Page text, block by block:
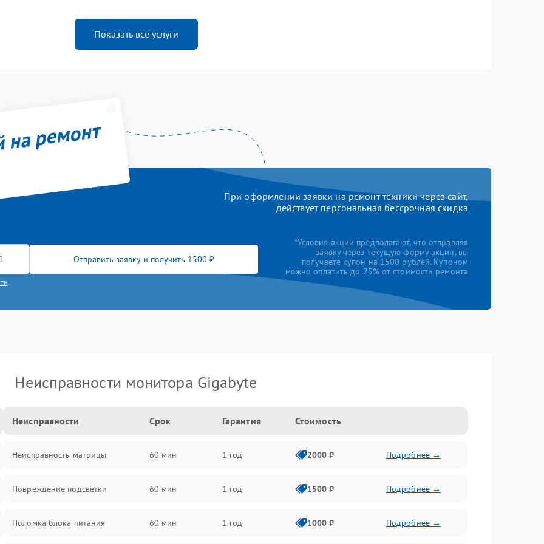
Показать все услуги
ремонт
При оформлении заявки на ремонт техники через сайт,
действует персональная бессрочная скидка
Отправить заявку и получить 1500 ₽
*Условия акции предполагают, что отправляя
заявку через текущую форму акции, вы
получаете купон на 1500 рублей. Купоном
можно оплатить до 25% от стоимости ремонта
Неисправности монитора Gigabyte
Неисправности Срок Гарантия Стоимость
Неисправность матрицы 60 мин 1 год 2000 ₽ Подробнее →
Повреждение подсветки 60 мин 1 год 1500 ₽ Подробнее →
Поломка блока питания 60 мин 1 год 1000 ₽ Подробнее →